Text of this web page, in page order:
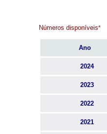
Números disponíveis*
Ano
2024
2023
2022
2021